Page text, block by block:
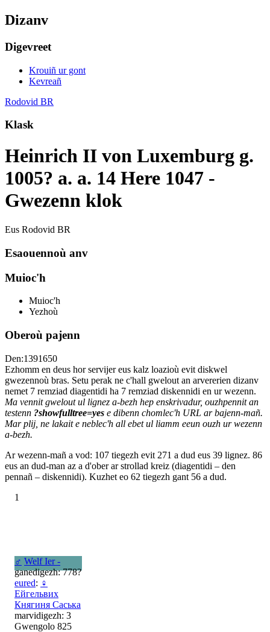
Dizanv
Digevreet
Krouiñ ur gont
Kevreañ
Rodovid BR
Klask
Heinrich II von Luxemburg g.
1005? a. a. 14 Here 1047 -
Gwezenn klok
Eus Rodovid BR
Esaouennoù anv
Muioc'h
Muioc'h
Yezhoù
Oberoù pajenn
Den:1391650
Ezhomm en deus hor servijer eus kalz loazioù evit diskwel
gwezennoù bras. Setu perak ne c'hall gwelout an arvererien dizanv
nemet 7 remziad diagentidi ha 7 remziad diskennidi en ur wezenn.
Ma vennit gwelout ul lignez a-bezh hep enskrivadur, ouzhpennit an
testenn ?showfulltree=yes e dibenn chomlec'h URL ar bajenn-mañ.
Mar plij, ne lakait e neblec'h all ebet ul liamm eeun ouzh ur wezenn
a-bezh.
Ar wezenn-mañ a vod: 107 tiegezh evit 271 a dud eus 39 lignez. 86
eus an dud-man az a d'ober ar strollad kreiz (diagentidi – den
pennañ – diskennidi). Kuzhet eo 62 tiegezh gant 56 a dud.
1
♂ Welf Ier -
ganedigezh: 778?
eured: ♀
Ейгельвих
Княгиня Саська
marvidigezh: 3
Gwengolo 825